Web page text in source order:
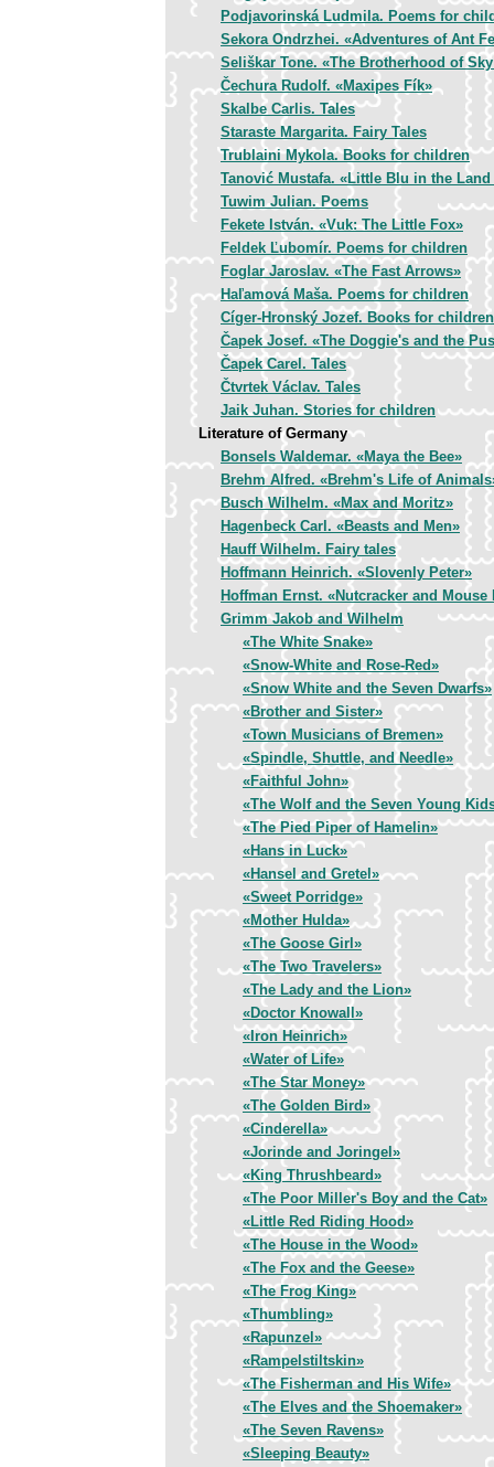
Podjavorinská Ludmila. Poems for
Sekora Ondrzhei. «Adventures of Ant
Seliškar Tone. «The Brotherhood of
Čechura Rudolf. «Maxipes Fík»
Skalbe Carlis. Tales
Staraste Margarita. Fairy Tales
Trublaini Mykola. Books for children
Tanović Mustafa. «Little Blu in the
Tuwim Julian. Poems
Fekete István. «Vuk: The Little Fox»
Feldek Ľubomír. Poems for children
Foglar Jaroslav. «The Fast Arrows»
Haľamová Maša. Poems for children
Cíger-Hronský Jozef. Books for children
Čapek Josef. «The Doggie's and the
Čapek Carel. Tales
Čtvrtek Václav. Tales
Jaik Juhan. Stories for children
Literature of Germany
Bonsels Waldemar. «Maya the Bee»
Brehm Alfred. «Brehm's Life of
Busch Wilhelm. «Max and Moritz»
Hagenbeck Carl. «Beasts and Men»
Hauff Wilhelm. Fairy tales
Hoffmann Heinrich. «Slovenly Peter»
Hoffman Ernst. «Nutcracker and Mouse
Grimm Jakob and Wilhelm
«The White Snake»
«Snow-White and Rose-Red»
«Snow White and the Seven Dwarfs»
«Brother and Sister»
«Town Musicians of Bremen»
«Spindle, Shuttle, and Needle»
«Faithful John»
«The Wolf and the Seven Young
«The Pied Piper of Hamelin»
«Hans in Luck»
«Hansel and Gretel»
«Sweet Porridge»
«Mother Hulda»
«The Goose Girl»
«The Two Travelers»
«The Lady and the Lion»
«Doctor Knowall»
«Iron Heinrich»
«Water of Life»
«The Star Money»
«The Golden Bird»
«Cinderella»
«Jorinde and Joringel»
«King Thrushbeard»
«The Poor Miller's Boy and the Cat»
«Little Red Riding Hood»
«The House in the Wood»
«The Fox and the Geese»
«The Frog King»
«Thumbling»
«Rapunzel»
«Rampelstiltskin»
«The Fisherman and His Wife»
«The Elves and the Shoemaker»
«The Seven Ravens»
«Sleeping Beauty»